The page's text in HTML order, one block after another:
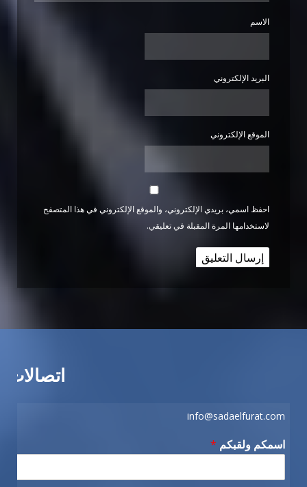
الاسم
البريد الإلكتروني
الموقع الإلكتروني
احفظ اسمي، بريدي الإلكتروني، والموقع الإلكتروني في هذا المتصفح
لاستخدامها المرة المقبلة في تعليقي.
اتصالات
info@sadaelfurat.com
اسمكم ولقبكم *